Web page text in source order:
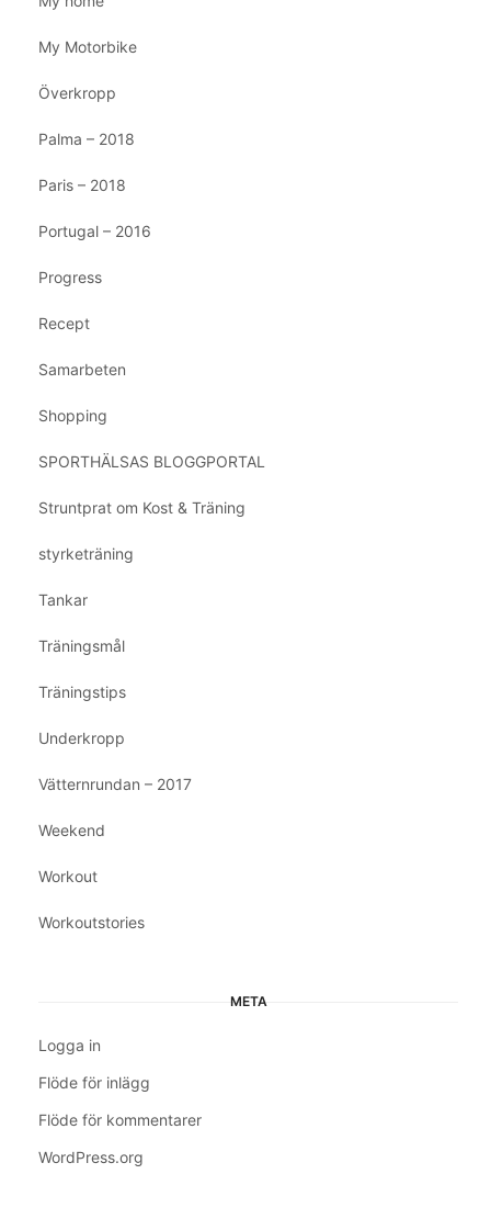
My Motorbike
Överkropp
Palma – 2018
Paris – 2018
Portugal – 2016
Progress
Recept
Samarbeten
Shopping
SPORTHÄLSAS BLOGGPORTAL
Struntprat om Kost & Träning
styrketräning
Tankar
Träningsmål
Träningstips
Underkropp
Vätternrundan – 2017
Weekend
Workout
Workoutstories
META
Logga in
Flöde för inlägg
Flöde för kommentarer
WordPress.org